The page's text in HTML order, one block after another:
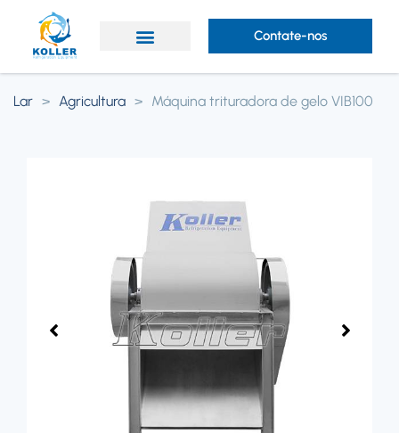
Contate-nos
Lar > Agricultura > Máquina trituradora de gelo VIB100